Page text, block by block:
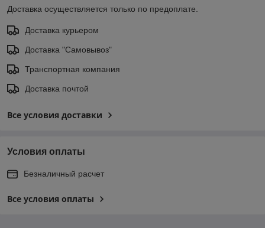
Доставка осуществляется только по предоплате.
Доставка курьером
Доставка "Самовывоз"
Транспортная компания
Доставка почтой
Все условия доставки
Условия оплаты
Безналичный расчет
Все условия оплаты